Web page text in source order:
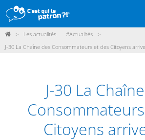
DÉMARCHE
POINTS DE VENTE
PARTICIPER
ACTUALITÉS
> Les actualités #Actualités
>
J-30 La Chaîne des Consommateurs et des Citoyens
J-30 La
Citoyens